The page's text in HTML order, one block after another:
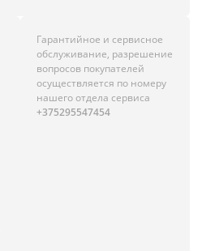
Гарантийное и сервисное
обслуживание, разрешение
вопросов покупателей
осуществляется по номеру
нашего отдела сервиса
+375295547454